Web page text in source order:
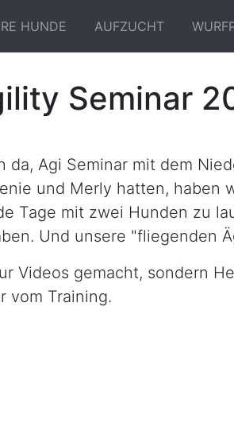
HUNDE AUFZUCHT
Seminar
Agi Seminar mit dem
und Merly hatten, haben
Tage mit zwei Hunden zu
Und unsere "fliegenden
Videos gemacht, sondern
vom Training.